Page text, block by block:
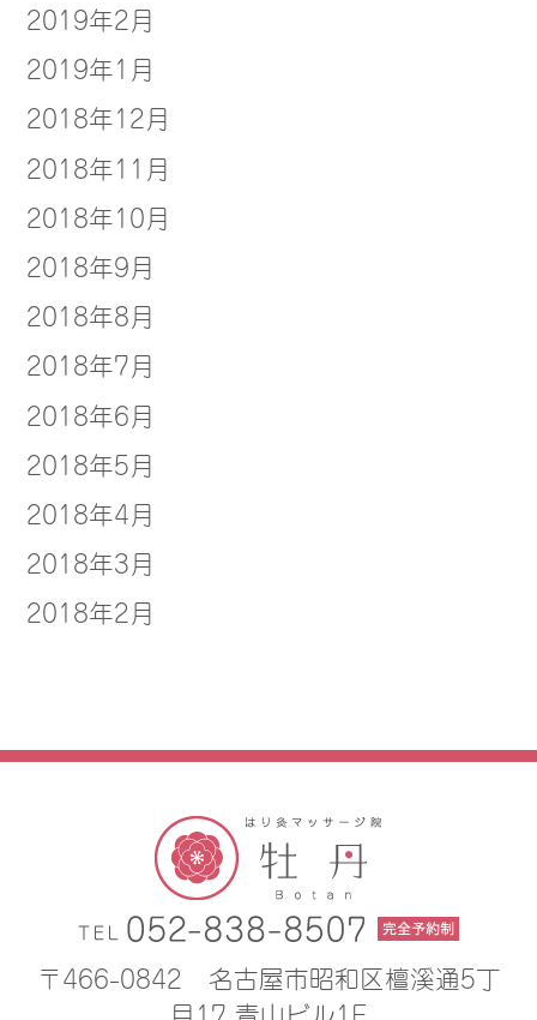
2019年2月
2019年1月
2018年12月
2018年11月
2018年10月
2018年9月
2018年8月
2018年7月
2018年6月
2018年5月
2018年4月
2018年3月
2018年2月
〒466-0842
名古屋市昭和区檀溪通5丁
目17 青山ビル1F